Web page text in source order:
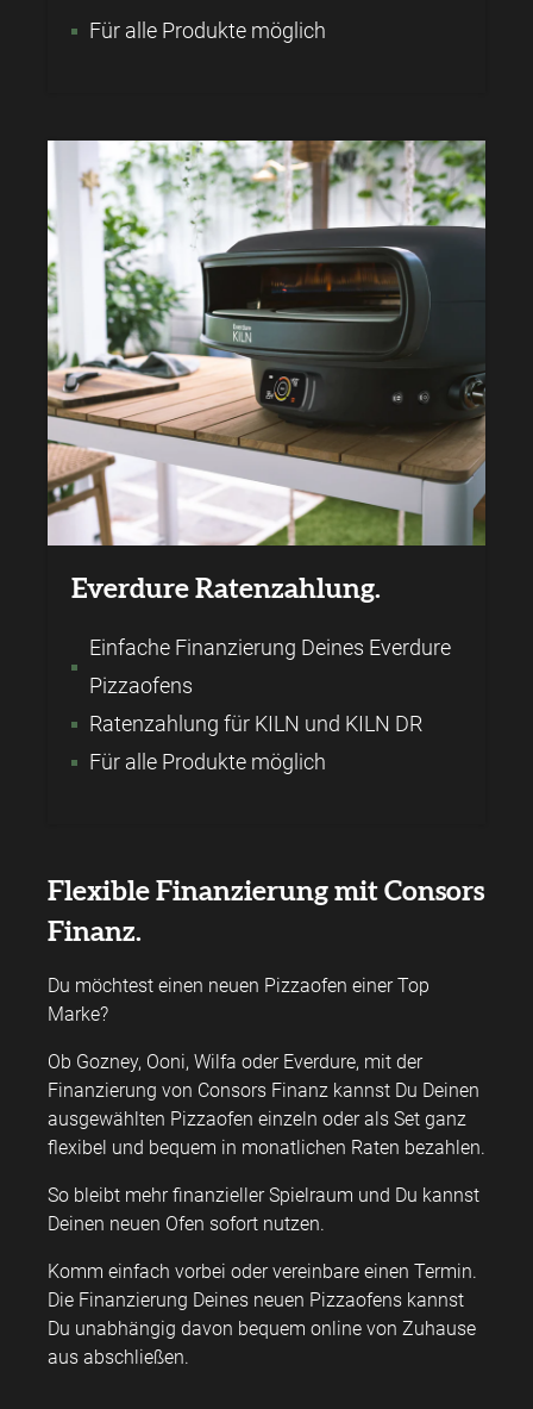
Für alle Produkte möglich
Everdure Ratenzahlung.
Einfache Finanzierung Deines Everdure
Pizzaofens
Ratenzahlung für KILN und KILN DR
Für alle Produkte möglich
Flexible Finanzierung mit Consors
Finanz.
Du möchtest einen neuen Pizzaofen einer Top
Marke?
Ob Gozney, Ooni, Wilfa oder Everdure, mit der
Finanzierung von Consors Finanz kannst Du Deinen
ausgewählten Pizzaofen einzeln oder als Set ganz
flexibel und bequem in monatlichen Raten bezahlen.
So bleibt mehr finanzieller Spielraum und Du kannst
Deinen neuen Ofen sofort nutzen.
Komm einfach vorbei oder vereinbare einen Termin.
Die Finanzierung Deines neuen Pizzaofens kannst
Du unabhängig davon bequem online von Zuhause
aus abschließen.